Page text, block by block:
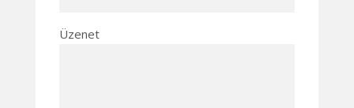
Üzenet